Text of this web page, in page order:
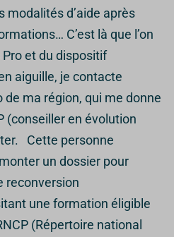
modalités d’aide après
C’est là que l’on
et du dispositif
aiguille, je contacte
de ma région, qui me donne
(conseiller en évolution
Cette personne
un dossier pour
reconversion
une formation éligible
(Répertoire national